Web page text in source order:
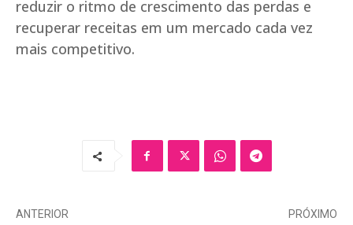
reduzir o ritmo de crescimento das perdas e
recuperar receitas em um mercado cada vez
mais competitivo.
ANTERIOR PRÓXIMO